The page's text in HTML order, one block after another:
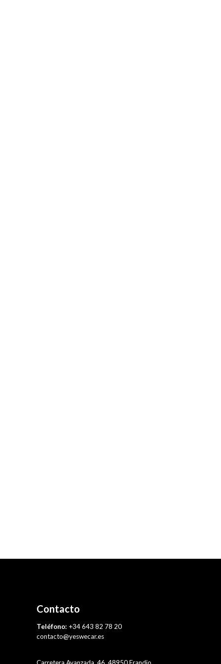
Contacto
Teléfono: +34 643 82 78 20
contacto@yeswecar.es